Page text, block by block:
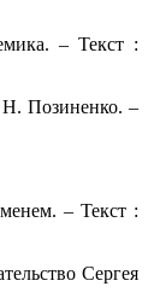
– Текст :
Н. Позиненко. –
– Текст :
Сергея